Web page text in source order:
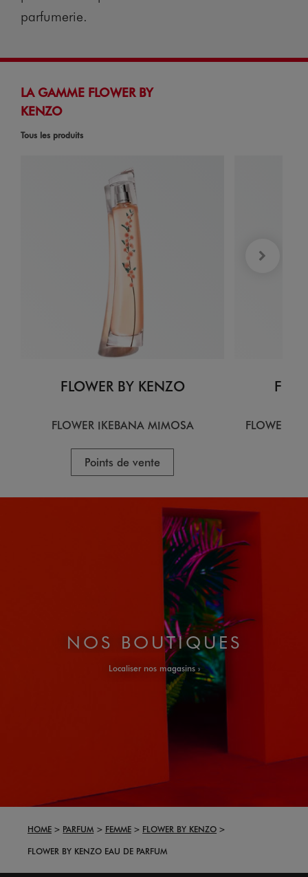
parfumerie.
LA GAMME FLOWER BY
KENZO
Tous les produits
FLOWER BY KENZO
FLOWER IKEBANA MIMOSA
Points de vente
FLOWER
NOS BOUTIQUES
Localiser nos magasins
HOME PARFUM FEMME
FLOWER BY KENZO
FLOWER BY KENZO EAU DE PARFUM